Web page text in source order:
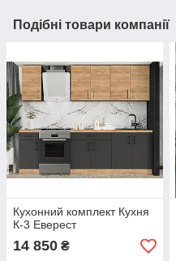
Подібні товари компанії
Кухонний комплект Кухня
К-3 Еверест
14 850 ₴